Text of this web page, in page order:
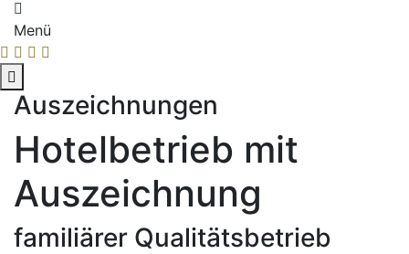
Menü
Auszeichnungen
Hotelbetrieb mit
Auszeichnung
familiärer Qualitätsbetrieb